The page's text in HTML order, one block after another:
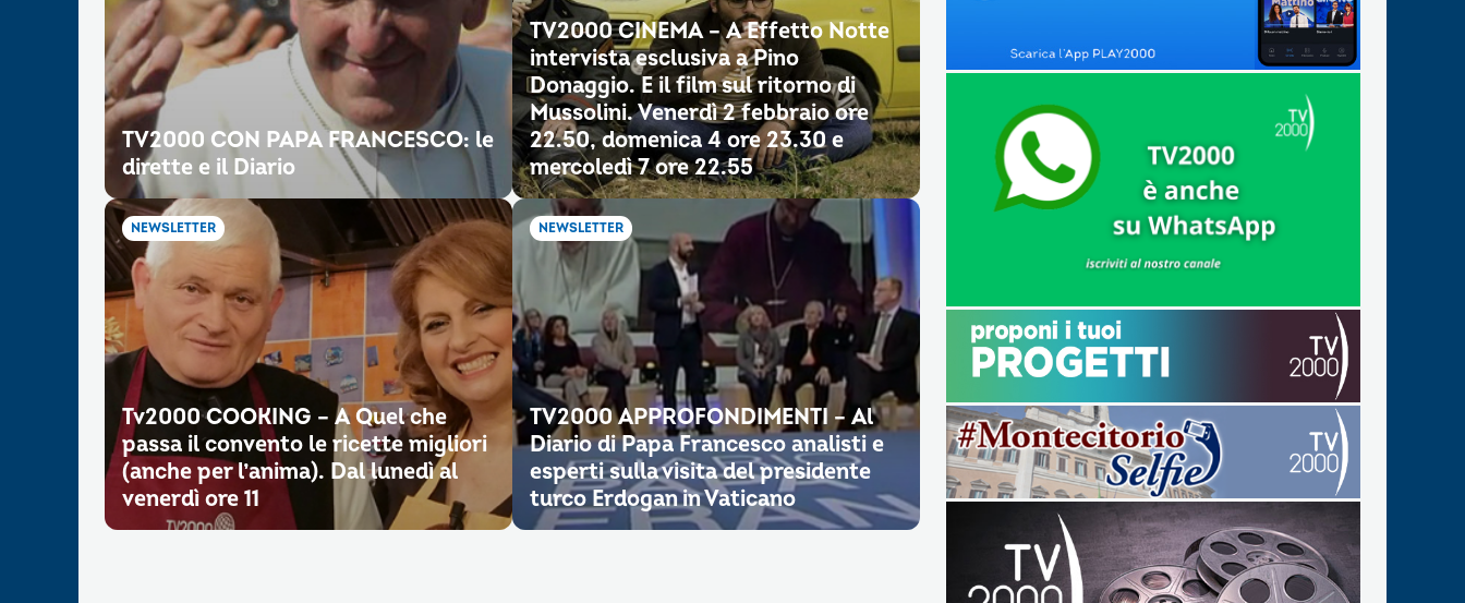
TV2000 CON PAPA FRANCESCO: le
dirette e il Diario
TV2000 CINEMA – A Effetto Notte
intervista esclusiva a Pino
Donaggio. E il film sul ritorno di
Mussolini. Venerdì 2 febbraio ore
22.50, domenica 4 ore 23.30 e
mercoledì 7 ore 22.55
NEWSLETTER
Tv2000 COOKING – A Quel che
passa il convento le ricette migliori
(anche per l’anima). Dal lunedì al
venerdì ore 11
NEWSLETTER
TV2000 APPROFONDIMENTI – Al
Diario di Papa Francesco analisti e
esperti sulla visita del presidente
turco Erdogan in Vaticano